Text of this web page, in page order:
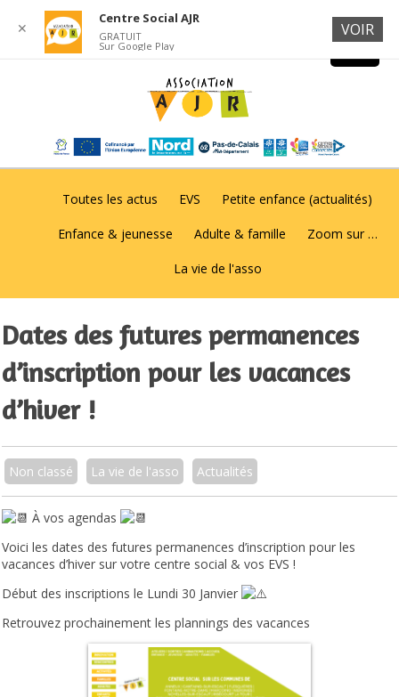
Toutes les actus EVS Petite enfance (actualités)
Enfance & jeunesse Adulte & famille Zoom sur …
La vie de l'asso
Dates des futures permanences
d’inscription pour les vacances
d’hiver !
Non classé La vie de l'asso Actualités
À vos agendas
Voici les dates des futures permanences d’inscription pour les
vacances d’hiver sur votre centre social & vos EVS !
Début des inscriptions le Lundi 30 Janvier
Retrouvez prochainement les plannings des vacances
✕
Centre Social AJR
GRATUIT
Sur Google Play
VOIR